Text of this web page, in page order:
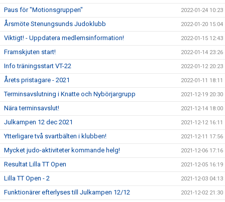
Paus för "Motionsgruppen" 2022-01-24 10:23
Årsmöte Stenungsunds Judoklubb 2022-01-20 15:04
Viktigt! - Uppdatera medlemsinformation! 2022-01-15 12:43
Framskjuten start! 2022-01-14 23:26
Info träningsstart VT-22 2022-01-12 20:23
Årets pristagare - 2021 2022-01-11 18:11
Terminsavslutning i Knatte och Nybörjargrupp 2021-12-19 20:30
Nära terminsavslut! 2021-12-14 18:00
Julkampen 12 dec 2021 2021-12-12 16:11
Ytterligare två svartbälten i klubben! 2021-12-11 17:56
Mycket judo-aktiviteter kommande helg! 2021-12-06 17:16
Resultat Lilla TT Open 2021-12-05 16:19
Lilla TT Open - 2 2021-12-03 04:13
Funktionärer efterlyses till Julkampen 12/12 2021-12-02 21:30